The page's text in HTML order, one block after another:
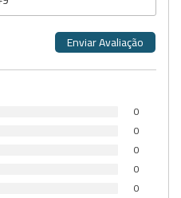
0
0
0
0
0